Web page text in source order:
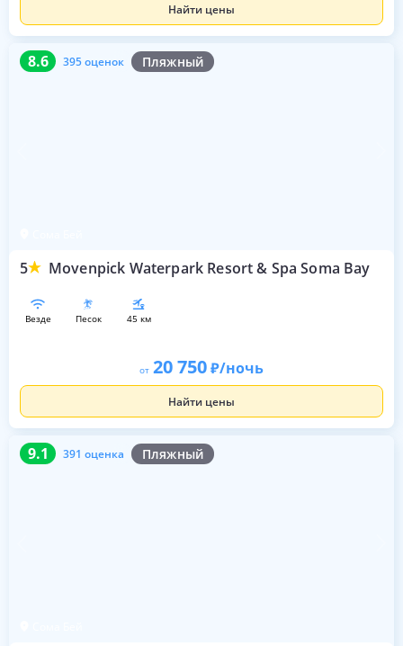
Найти цены
8.6 395 оценок Пляжный
5 Movenpick Waterpark Resort & Spa Soma Bay
8.6 395 оценок
везде песок 45 км
от 20 750 /ночь
Найти цены
9.1 391 оценка Пляжный
9.1 391 оценка